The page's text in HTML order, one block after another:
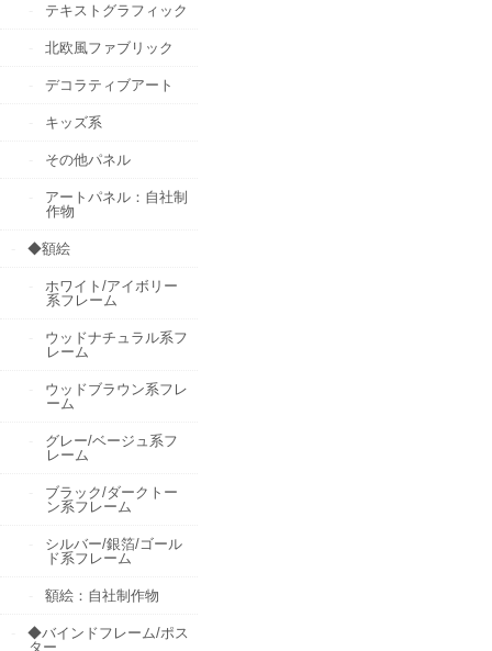
テキストグラフィック
北欧風ファブリック
デコラティブアート
キッズ系
その他パネル
アートパネル：自社制
作物
◆額絵
ホワイト/アイボリー
系フレーム
ウッドナチュラル系フ
レーム
ウッドブラウン系フレ
ーム
グレー/ベージュ系フ
レーム
ブラック/ダークトー
ン系フレーム
シルバー/銀箔/ゴール
ド系フレーム
額絵：自社制作物
◆バインドフレーム/ポス
ター